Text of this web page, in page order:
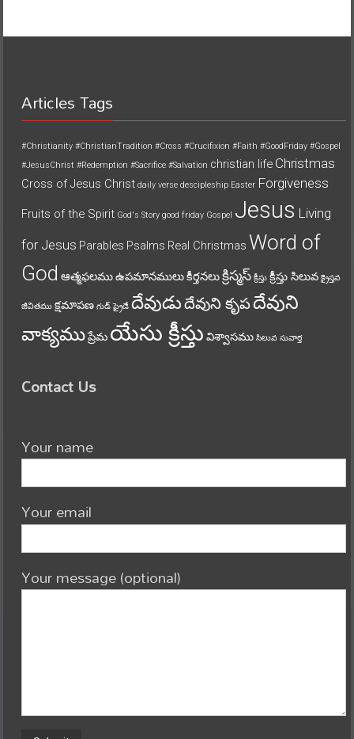
Articles Tags
#Christianity #ChristianTradition #Cross #Crucifixion #Faith #GoodFriday #Gospel
#JesusChrist #Redemption #Sacrifice #Salvation christian life Christmas
Cross of Jesus Christ daily verse descipleship Easter Forgiveness
Fruits of the Spirit God's Story good friday Gospel Jesus Living
for Jesus Parables Psalms Real Christmas Word of
God ఆత్మఫలముఉపమానములుకీర్తనలుక్రిస్మస్ క్రీస్తు క్రీస్తు సిలువ క్రైస్తవ
జీవితము క్షమాపణ గుడ్ ఫ్రైడే దేవుడుదేవుని కృపదేవుని
వాక్యముప్రేమ యేసు క్రీస్తు విశ్వాసము సిలువ సువార్త
Contact Us
Your name
Your email
Your message (optional)